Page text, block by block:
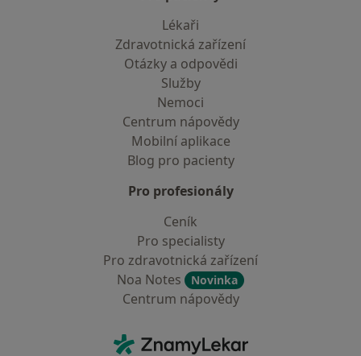
Lékaři
Zdravotnická zařízení
Otázky a odpovědi
Služby
Nemoci
Centrum nápovědy
Mobilní aplikace
Blog pro pacienty
Pro profesionály
Ceník
Pro specialisty
Pro zdravotnická zařízení
Noa Notes
Novinka
Centrum nápovědy
ZnamyLekar - Hlavní stránka